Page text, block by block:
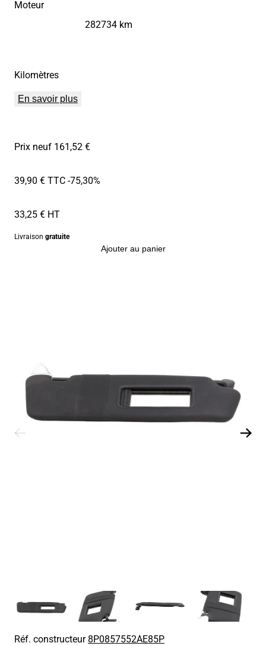
Moteur
Kilomètres
282734 km
En savoir plus
Prix neuf 161,52 €
39,90 € TTC-75,30%
33,25 € HT
Livraison gratuite
Ajouter au panier
Réf. constructeur8P0857552AE85P